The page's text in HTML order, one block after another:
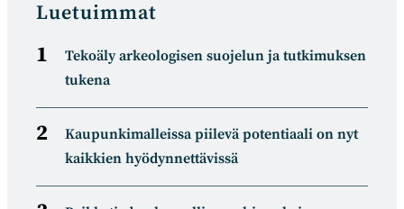
Luetuimmat
Tekoäly arkeologisen suojelun ja tutkimuksen
tukena
Kaupunkimalleissa piilevä potentiaali on nyt
kaikkien hyödynnettävissä